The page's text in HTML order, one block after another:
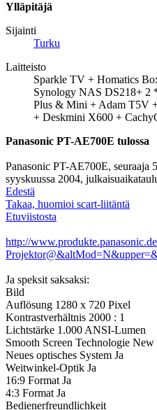
Ylläpitäjä
Sijainti
Turku
Laitteisto
Sparkle TV + Homatics
Synology NAS DS218+ 2
Plus & Mini + Adam T5V
+ Deskmini X600 +
Panasonic PT-AE700E tulossa
Panasonic PT-AE700E, seuraaja
syyskuussa 2004,
Edestä
Takaa, huomioi scart-liitäntä
Etuviistosta
http://
Ja speksit saksaksi:
Bild
Auflösung 1280 x 720 Pixel
Kontrastverhältnis 2000 : 1
Lichtstärke 1.000 ANSI-Lumen
Smooth Screen Technologie New
Neues optisches System Ja
Weitwinkel-Optik Ja
16:9 Format Ja
4:3 Format Ja
Bedienerfreundlichkeit